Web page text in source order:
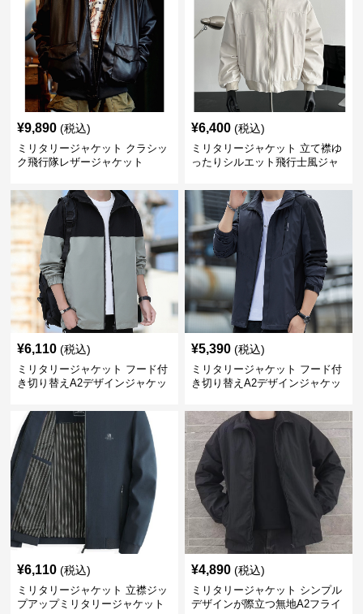
¥9,890 (税込)
ミリタリージャケット クラシッ
ク飛行隊レザージャケット
¥6,400 (税込)
ミリタリージャケット 立て襟ゆ
ったりシルエット飛行士風ジャ
¥6,110 (税込)
ミリタリージャケット フード付
き切り替えA2デザインジャケッ
¥5,390 (税込)
ミリタリージャケット フード付
き切り替えA2デザインジャケッ
¥6,110 (税込)
ミリタリージャケット 立襟ジッ
プアップミリタリージャケット
¥4,890 (税込)
ミリタリージャケット シンプル
デザインが際立つ無地A2フライ